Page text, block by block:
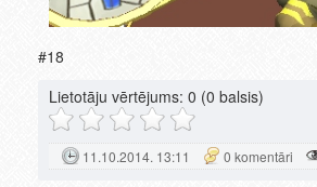
#18
Lietotāju vērtējums: 0 (0 balsis)
11.10.2014. 13:11 0 komentāri